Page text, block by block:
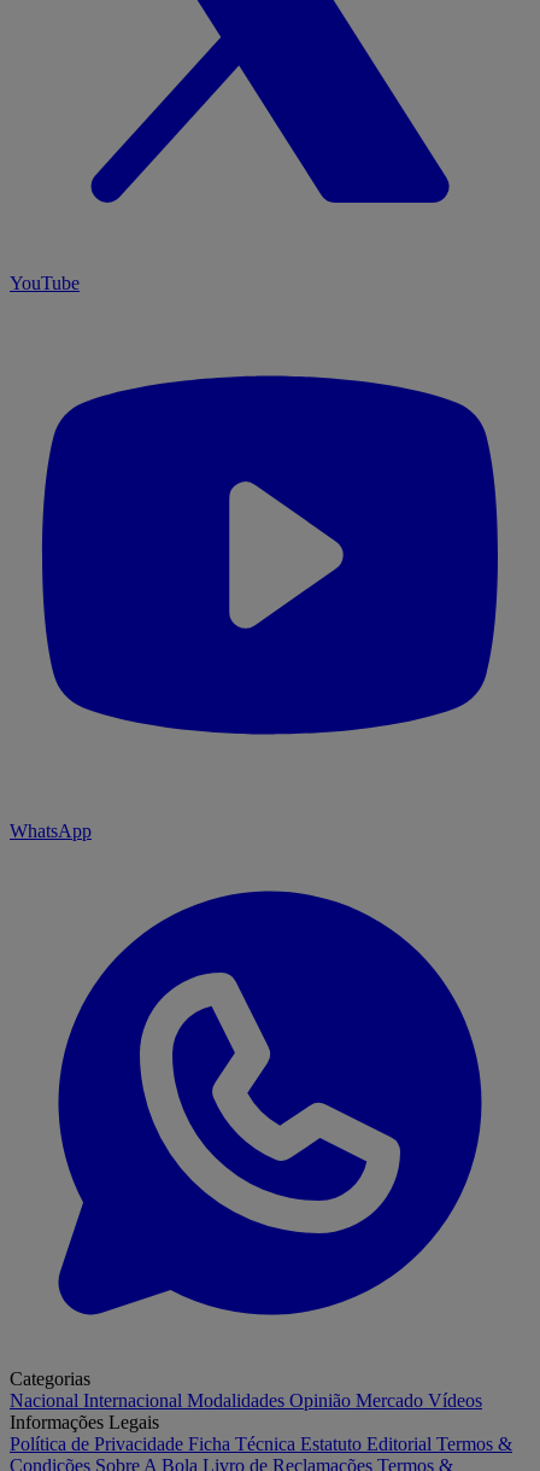
YouTube
WhatsApp
Categorias
Nacional Internacional Modalidades Opinião Mercado Vídeos
Informações Legais
Política de Privacidade Ficha Técnica Estatuto Editorial Termos &
Condições Sobre A Bola Livro de Reclamações Termos &